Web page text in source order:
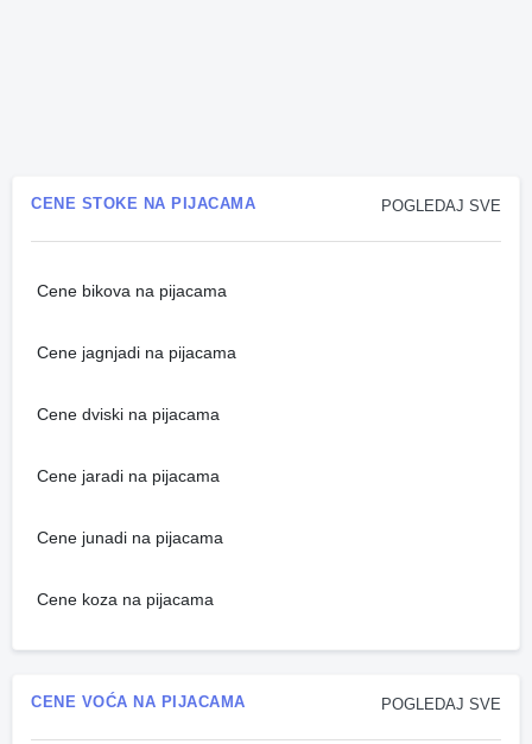
POGLEDAJ SVE
CENE STOKE NA PIJACAMA
Cene bikova na pijacama
Cene jagnjadi na pijacama
Cene dviski na pijacama
Cene jaradi na pijacama
Cene junadi na pijacama
Cene koza na pijacama
POGLEDAJ SVE
CENE VOĆA NA PIJACAMA